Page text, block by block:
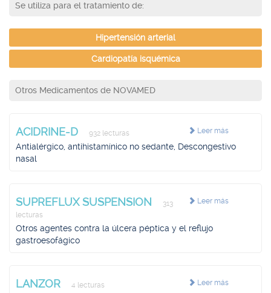
Se utiliza para el tratamiento de:
Hipertensión arterial
Cardiopatía isquémica
Otros Medicamentos de NOVAMED
Leer más
ACIDRINE-D 932 lecturas
Antialérgico, antihistamínico no sedante, Descongestivo
nasal
Leer más
SUPREFLUX SUSPENSION
313
lecturas
Otros agentes contra la úlcera péptica y el reflujo
gastroesofágico
Leer más
LANZOR 4 lecturas